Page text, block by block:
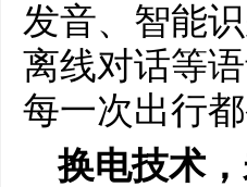
发音、智能
离线对话等
每一次出行
换电技术